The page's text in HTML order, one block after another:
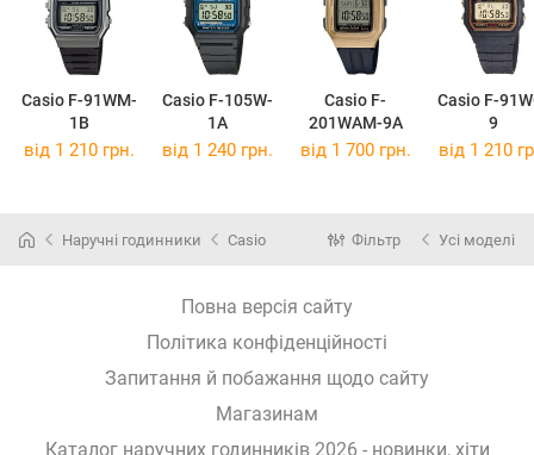
Casio F-91WM-
1B
Casio F-105W-
1A
Casio F-
201WAM-9A
Casio F-
9
від 1 210 грн. від 1 240 грн. від 1 700 грн. від 1 210
Наручні годинники Casio Фільтр Усі моделі
Повна версія сайту
Політика конфіденційності
Запитання й побажання щодо сайту
Магазинам
Каталог наручних годинників 2026 - новинки, хіти